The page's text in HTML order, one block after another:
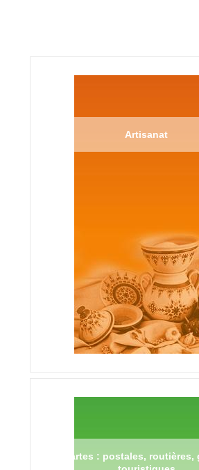
Artisanat
Cartes : postales, routières,